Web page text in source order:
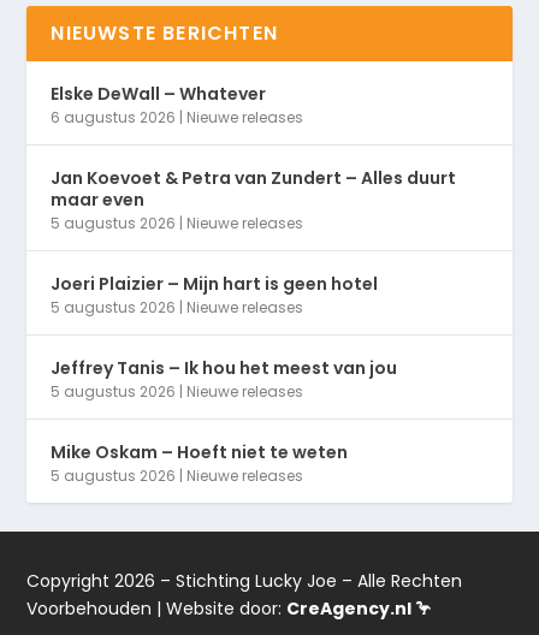
NIEUWSTE BERICHTEN
Elske DeWall – Whatever
6 augustus 2026 | Nieuwe releases
Jan Koevoet & Petra van Zundert – Alles duurt
maar even
5 augustus 2026 | Nieuwe releases
Joeri Plaizier – Mijn hart is geen hotel
5 augustus 2026 | Nieuwe releases
Jeffrey Tanis – Ik hou het meest van jou
5 augustus 2026 | Nieuwe releases
Mike Oskam – Hoeft niet te weten
5 augustus 2026 | Nieuwe releases
Copyright 2026 – Stichting Lucky Joe – Alle Rechten
Voorbehouden | Website door: CreAgency.nl 🦩